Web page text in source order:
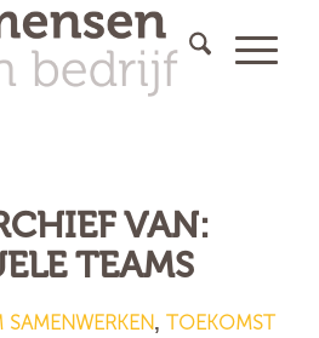
VAN:
TEAMS
SAMENWERKEN,TOEKOMST